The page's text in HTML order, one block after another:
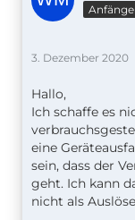
3. Dezember 2020
Hallo,
Ich schaffe es
eine
sein, dass der
geht. Ich kann
nicht als